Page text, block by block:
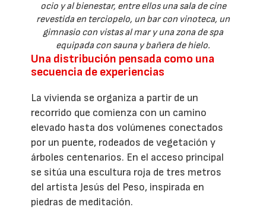
ocio y al bienestar, entre ellos una sala de cine
revestida en terciopelo, un bar con vinoteca, un
gimnasio con vistas al mar y una zona de spa
equipada con sauna y bañera de hielo.
Una distribución pensada como una
secuencia de experiencias
La vivienda se organiza a partir de un
recorrido que comienza con un camino
elevado hasta dos volúmenes conectados
por un puente, rodeados de vegetación y
árboles centenarios. En el acceso principal
se sitúa una escultura roja de tres metros
del artista Jesús del Peso, inspirada en
piedras de meditación.